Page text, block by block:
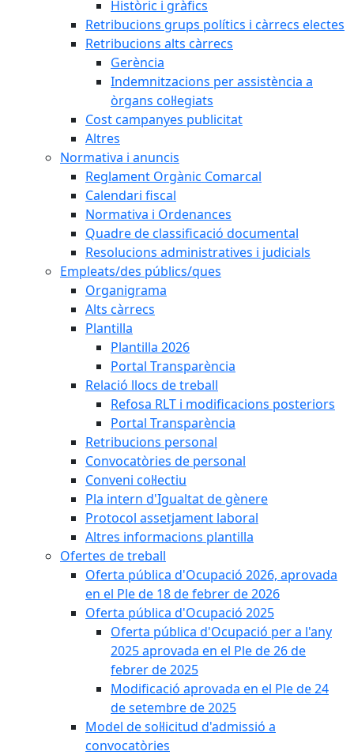
Històric i gràfics
Retribucions grups polítics i càrrecs electes
Retribucions alts càrrecs
Gerència
Indemnitzacions per assistència a
òrgans col·legiats
Cost campanyes publicitat
Altres
Normativa i anuncis
Reglament Orgànic Comarcal
Calendari fiscal
Normativa i Ordenances
Quadre de classificació documental
Resolucions administratives i judicials
Empleats/des públics/ques
Organigrama
Alts càrrecs
Plantilla
Plantilla 2026
Portal Transparència
Relació llocs de treball
Refosa RLT i modificacions posteriors
Portal Transparència
Retribucions personal
Convocatòries de personal
Conveni col·lectiu
Pla intern d'Igualtat de gènere
Protocol assetjament laboral
Altres informacions plantilla
Ofertes de treball
Oferta pública d'Ocupació 2026, aprovada
en el Ple de 18 de febrer de 2026
Oferta pública d'Ocupació 2025
Oferta pública d'Ocupació per a l'any
2025 aprovada en el Ple de 26 de
febrer de 2025
Modificació aprovada en el Ple de 24
de setembre de 2025
Model de sol·licitud d'admissió a
convocatòries